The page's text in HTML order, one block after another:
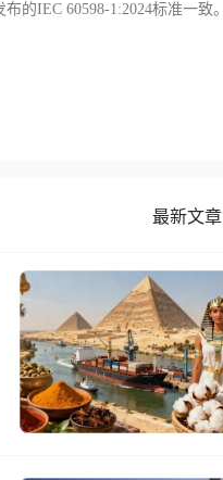
的IEC 60598-1:2024标准一致。
最新文章